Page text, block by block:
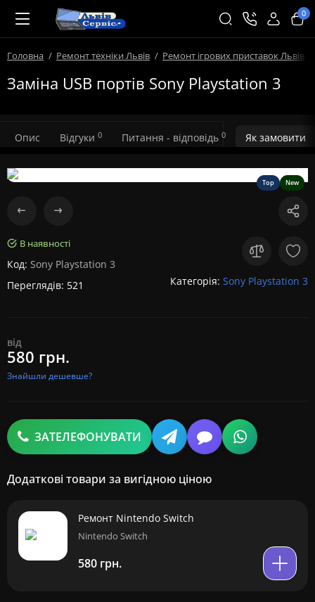
0
Головна Ремонт техніки Львів Ремонт ігрових приставок Львів
Заміна USB портів Sony Playstation 3
Опис Відгуки 0 Питання - відповідь 0 Як замовити
Top New
В наявності
Код: Sony Playstation 3
Переглядів: 521
Категорія: Sony Playstation 3
від
580 грн.
Знайшли дешевше?
ЗАТЕЛЕФОНУВАТИ
Додаткові товари за вигідною ціною
Ремонт Nintendo Switch
Nintendo Switch
580 грн.